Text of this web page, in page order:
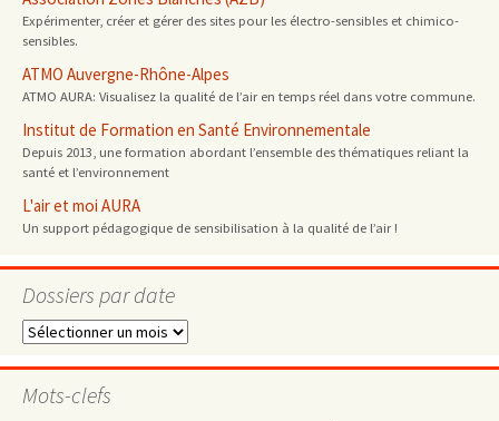
Expérimenter, créer et gérer des sites pour les électro-sensibles et chimico-
sensibles.
ATMO Auvergne-Rhône-Alpes
ATMO AURA: Visualisez la qualité de l’air en temps réel dans votre commune.
Institut de Formation en Santé Environnementale
Depuis 2013, une formation abordant l’ensemble des thématiques reliant la
santé et l’environnement
L'air et moi AURA
Un support pédagogique de sensibilisation à la qualité de l’air !
Dossiers par date
Dossiers
date
Mots-clefs